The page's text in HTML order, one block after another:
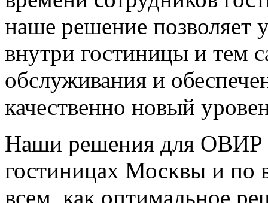
наше решение позволяет
внутри гостиницы и тем
обслуживания и
качественно новый
Наши решения для
гостиницах Москвы и по
всем, как оптимальное